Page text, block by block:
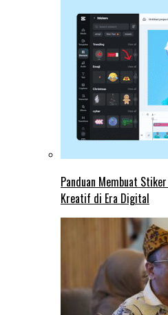
Panduan Membuat
Kreatif di Era Digital